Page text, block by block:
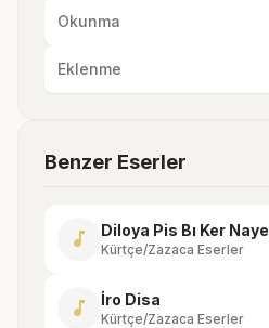
Okunma
Eklenme
Benzer Eserler
music_note Diloya Pis Bı Ker Naye
Kürtçe/Zazaca Eserler
music_note İro Disa
Kürtçe/Zazaca Eserler